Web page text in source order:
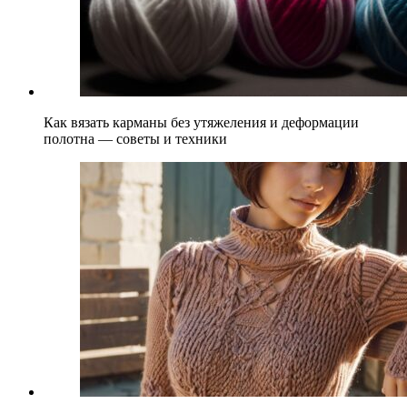
Как вязать карманы без утяжеления и деформации
полотна — советы и техники